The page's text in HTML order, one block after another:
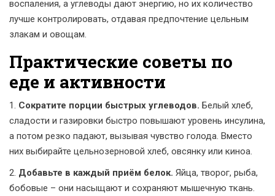
воспаления, а углеводы дают энергию, но их количество
лучше контролировать, отдавая предпочтение цельным
злакам и овощам.
Практические советы по
еде и активности
1. Сократите порции быстрых углеводов. Белый хлеб,
сладости и газировки быстро повышают уровень инсулина,
а потом резко падают, вызывая чувство голода. Вместо
них выбирайте цельнозерновой хлеб, овсянку или киноа.
2. Добавьте в каждый приём белок. Яйца, творог, рыба,
бобовые – они насыщают и сохраняют мышечную ткань.